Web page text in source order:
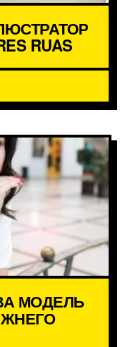
RUAS
МОДЕЛЬ